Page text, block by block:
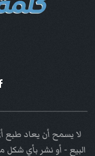
لا يسمح أن يعاد طبع
البيع - أو نشر بأي شكل